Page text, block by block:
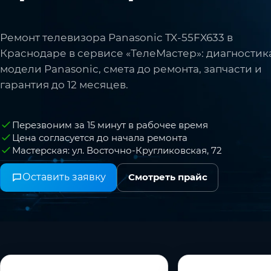
Ремонт телевизора Panasonic TX-55FX633 в
Краснодаре в сервисе «ТелеМастер»:
модели Panasonic, смета до ремонта, запчасти и
гарантия до 12 месяцев.
Перезвоним за 15 минут в рабочее время
Цена согласуется до начала ремонта
Мастерская: ул. Восточно-Кругликовская, 72
Оставить заявку Смотреть прайс